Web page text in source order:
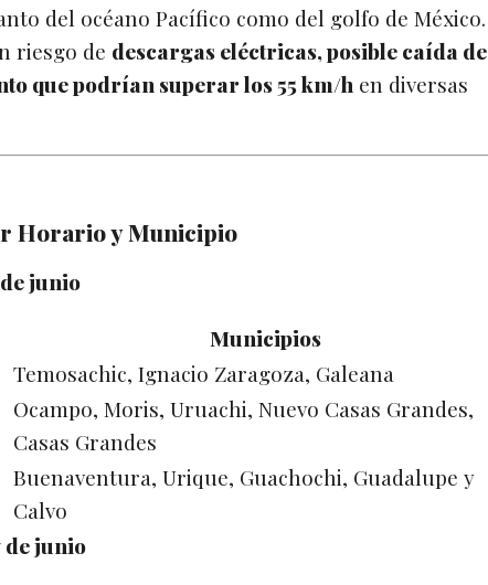
del océano Pacífico como del golfo de México.
riesgo de descargas eléctricas, posible caída de
que podrían superar los 55 km/h en diversas
Horario y Municipio
junio
Municipios
Temosachic, Ignacio Zaragoza, Galeana
Ocampo, Moris, Uruachi, Nuevo Casas Grandes,
Casas Grandes
Buenaventura, Urique, Guachochi, Guadalupe y
Calvo
de junio